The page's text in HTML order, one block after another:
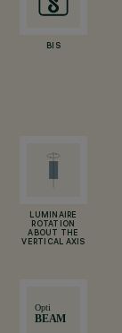
BIS
LUMINAIRE
ROTATION
ABOUT THE
VERTICAL AXIS